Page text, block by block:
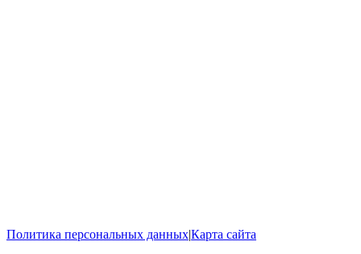
Политика персональных данных|Карта сайта